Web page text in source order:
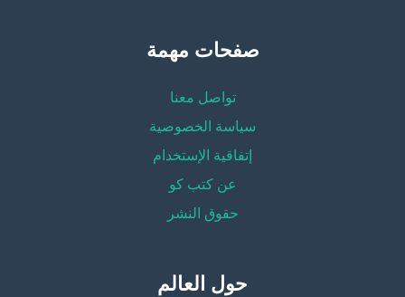
صفحات مهمة
تواصل معنا
سياسة الخصوصية
إتفاقية الإستخدام
عن كتب كو
حقوق النشر
حول العالم